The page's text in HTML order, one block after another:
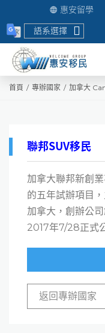
惠安留學
語系選擇
首頁 專辦國家 加拿大
聯邦SUV移民
加拿大聯邦新創
的五年試辦項目
加拿大，創辦公
2017年7/28正式
返回專辦國家